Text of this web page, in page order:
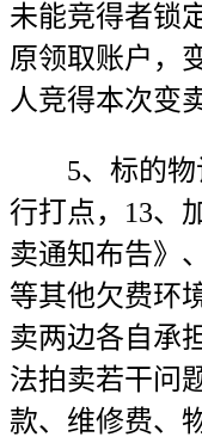
未能竞得者锁
原领取账户，
人竞得本次变
5、标的物
行打点，13、
卖通知布告》
等其他欠费环
卖两边各自承
法拍卖若干问
款、维修费、